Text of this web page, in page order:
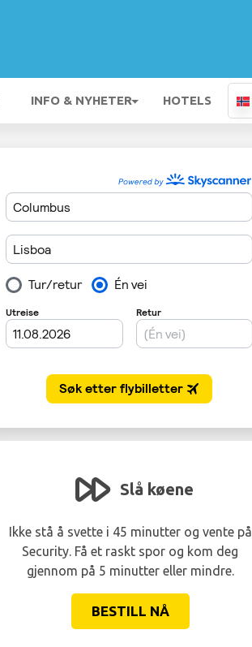
INFO & NYHETER HOTELS
Slå køene
Ikke stå å svette i 45 minutter og vente på
Security. Få et raskt spor og kom deg
gjennom på 5 minutter eller mindre.
BESTILL NÅ